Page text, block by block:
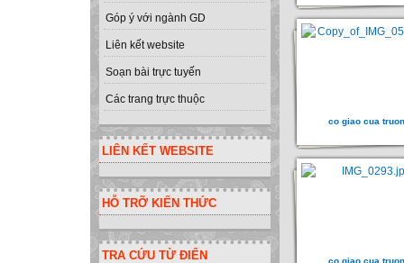
Góp ý với ngành GD
Liên kết website
Soạn bài trực tuyến
Các trang trực thuộc
LIÊN KẾT WEBSITE
HỖ TRỠ KIẾN THỨC
TRA CỨU TỪ ĐIỂN
co giao cua
co giao cua